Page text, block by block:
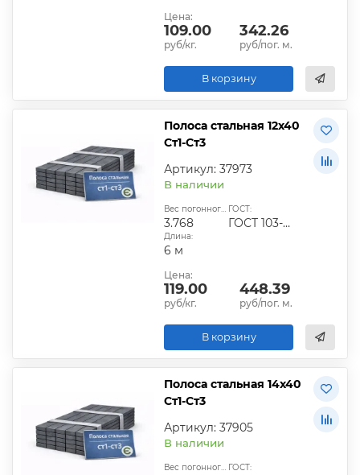
Цена:
109.00
руб/кг.
342.26
руб/пог. м.
В корзину
Полоса стальная 12х40
Ст1-Ст3
Артикул: 37973
В наличии
Вес погонного метра, кг:
3.768
ГОСТ:
ГОСТ 103-2006
Длина:
6 м
Цена:
119.00
руб/кг.
448.39
руб/пог. м.
В корзину
Полоса стальная 14х40
Ст1-Ст3
Артикул: 37905
В наличии
Вес погонного метра, кг: ГОСТ: